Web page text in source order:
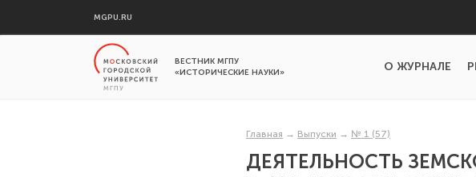
MGPU.RU
ВЕСТНИК МГПУ
«ИСТОРИЧЕСКИЕ НАУКИ»
О ЖУРНАЛЕ
Главная → Выпуски → № 1 (57)
ДЕЯТЕЛЬНОСТЬ